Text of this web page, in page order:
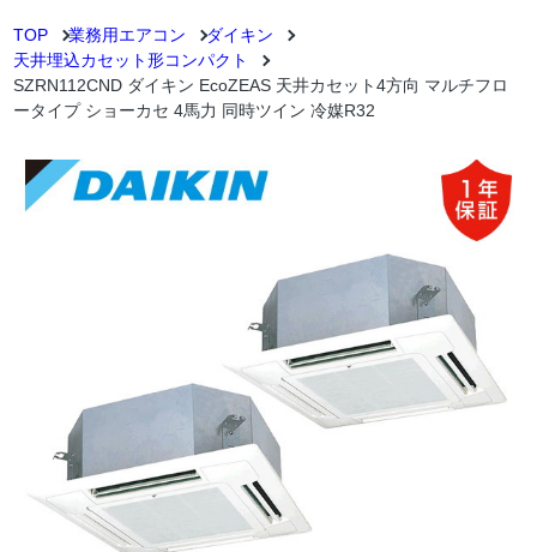
TOP 業務用エアコン
ダイキン
天井埋込カセット形コンパクト
SZRN112CND ダイキン EcoZEAS 天井カセット4方向 マルチフロ
ータイプ ショーカセ 4馬力 同時ツイン 冷媒R32